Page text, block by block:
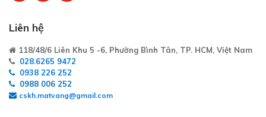
Liên hệ
118/48/6 Liên Khu 5 -6, Phường Bình Tân, TP. HCM, Việt Nam
028.6265 9472
0938 226 252
0988 006 252
cskh.matvang@gmail.com